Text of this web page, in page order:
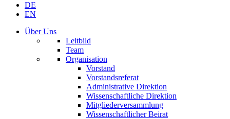
DE
EN
Über Uns
Leitbild
Team
Organisation
Vorstand
Vorstandsreferat
Administrative Direktion
Wissenschaftliche Direktion
Mitgliederversammlung
Wissenschaftlicher Beirat